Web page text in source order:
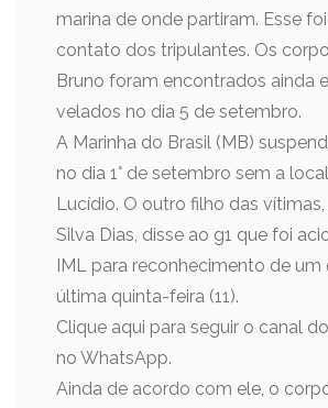
marina de onde partiram. Esse
contato dos tripulantes. Os
Bruno foram encontrados ainda
velados no dia 5 de setembro.
A Marinha do Brasil (MB)
no dia 1° de setembro sem a
Lucídio. O outro filho das
Silva Dias, disse ao g1 que foi
IML para reconhecimento de um
última quinta-feira (11).
Clique aqui para seguir o canal
no WhatsApp.
Ainda de acordo com ele, o